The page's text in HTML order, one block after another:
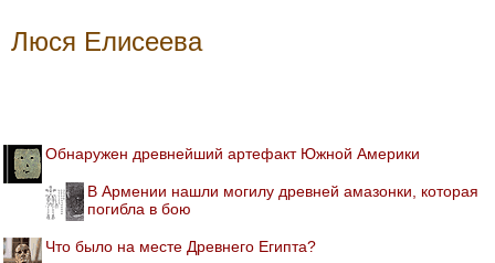
Люся Елисеева
Обнаружен древнейший артефакт Южной Америки
В Армении нашли могилу древней амазонки, которая
погибла в бою
Что было на месте Древнего Египта?